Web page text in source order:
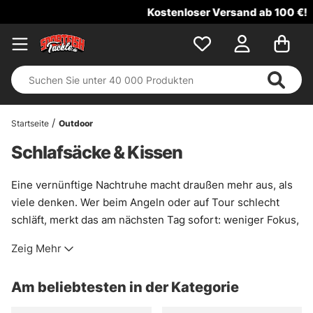
Kostenloser Versand ab 100 €!
Startseite Outdoor
Schlafsäcke & Kissen
Eine vernünftige Nachtruhe macht draußen mehr aus, als
viele denken. Wer beim Angeln oder auf Tour schlecht
schläft, merkt das am nächsten Tag sofort: weniger Fokus,
bei Schlafsäcken und Kissen kein halber Kompromiss. Ein
Oder ein etwas kräftigeres Modell, wenn der Herbst schon
Zeig Mehr
Am beliebtesten in der Kategorie